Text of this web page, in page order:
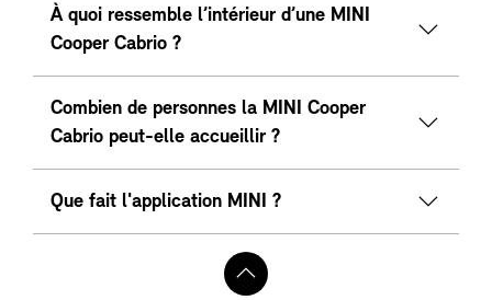
À quoi ressemble l’intérieur d’une MINI
Cooper Cabrio ?
Combien de personnes la MINI Cooper
Cabrio peut-elle accueillir ?
Que fait l'application MINI ?